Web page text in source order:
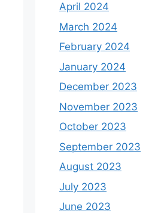
April 2024
March 2024
February 2024
January 2024
December 2023
November 2023
October 2023
September 2023
August 2023
July 2023
June 2023